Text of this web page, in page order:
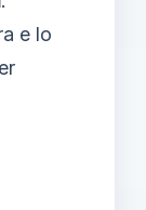
e lo